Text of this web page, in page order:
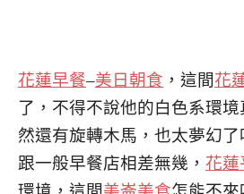
花蓮早餐–美日朝食 ，這間花
了，不得不說他的白色系環
然還有旋轉木馬，也太夢幻
跟一般早餐店相差無幾， 花蓮